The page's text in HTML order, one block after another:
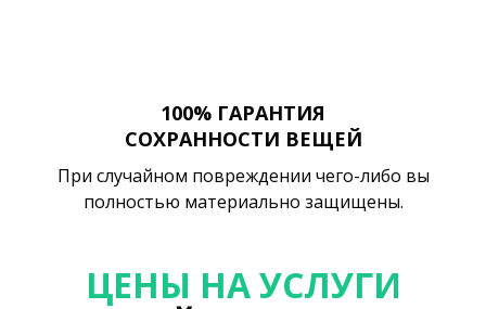
100% ГАРАНТИЯ
СОХРАННОСТИ ВЕЩЕЙ
При случайном повреждении чего-либо вы
полностью материально защищены.
ЦЕНЫ НА УСЛУГИ